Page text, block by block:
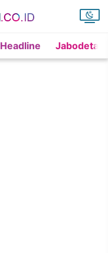
Headline